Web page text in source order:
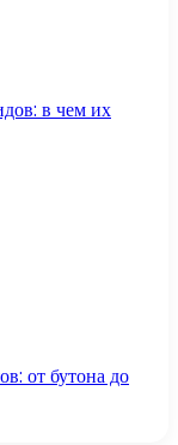
в чем их
от бутона до